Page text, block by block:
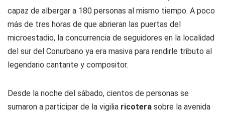
capaz de albergar a 180 personas al mismo tiempo. A poco
más de tres horas de que abrieran las puertas del
microestadio, la concurrencia de seguidores en la localidad
del sur del Conurbano ya era masiva para rendirle tributo al
legendario cantante y compositor.
Desde la noche del sábado, cientos de personas se
sumaron a participar de la vigilia ricotera sobre la avenida